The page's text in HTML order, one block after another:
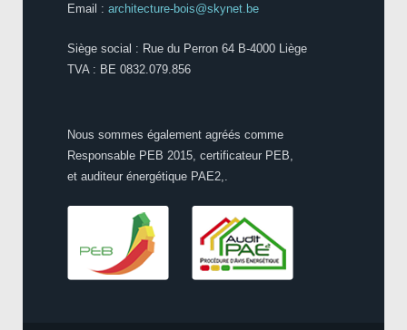
Email : architecture-bois@skynet.be
Siège social : Rue du Perron 64 B-4000 Liège
TVA : BE 0832.079.856
Nous sommes également agréés comme
Responsable PEB 2015, certificateur PEB,
et auditeur énergétique PAE2,.